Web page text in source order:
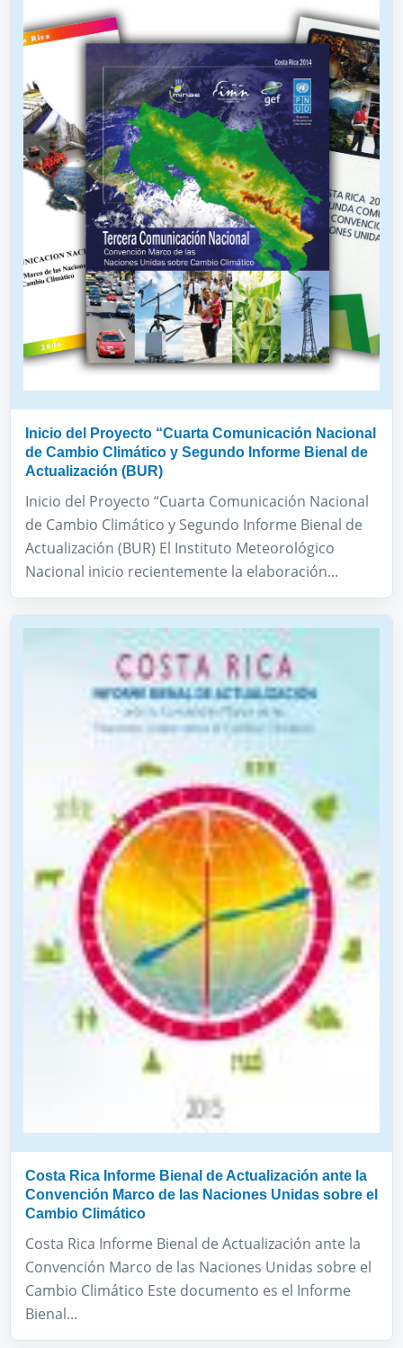
Inicio del Proyecto “Cuarta Comunicación Nacional
de Cambio Climático y Segundo Informe Bienal de
Actualización (BUR)
Inicio del Proyecto “Cuarta Comunicación Nacional
de Cambio Climático y Segundo Informe Bienal de
Actualización (BUR) El Instituto Meteorológico
Nacional inicio recientemente la elaboración...
Costa Rica Informe Bienal de Actualización ante la
Convención Marco de las Naciones Unidas sobre el
Cambio Climático
Costa Rica Informe Bienal de Actualización ante la
Convención Marco de las Naciones Unidas sobre el
Cambio Climático Este documento es el Informe
Bienal...